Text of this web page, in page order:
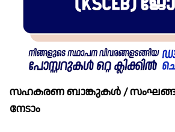
സഹകരണ ബാങ്കുകൾ /
നേടാം